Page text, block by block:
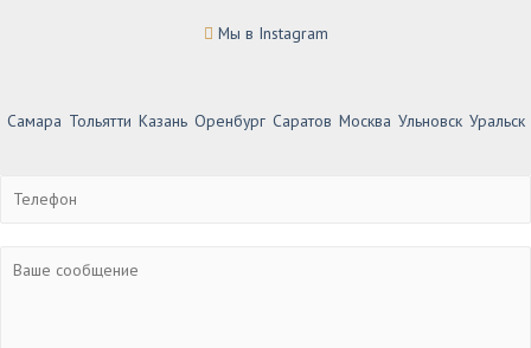
Мы в Instagram
Самара Тольятти Казань Оренбург Саратов Москва Ульновск Уральск